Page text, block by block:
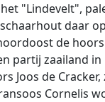
"Lindevelt",
daar
de
partij zaailand
de
Cornelis